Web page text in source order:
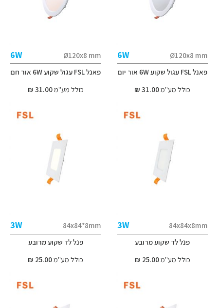
Ø120x8 mm
6W
פאנל FSL עגול שקוע 6W אור יום
כולל מע"מ31.00 ₪
Ø120x8 mm
6W
פאנל FSL עגול שקוע 6W אור חם
כולל מע"מ31.00 ₪
84x84x8mm
3W
פנל לד שקוע מרובע
כולל מע"מ25.00 ₪
84x84*8mm
3W
פנל לד שקוע מרובע
כולל מע"מ25.00 ₪